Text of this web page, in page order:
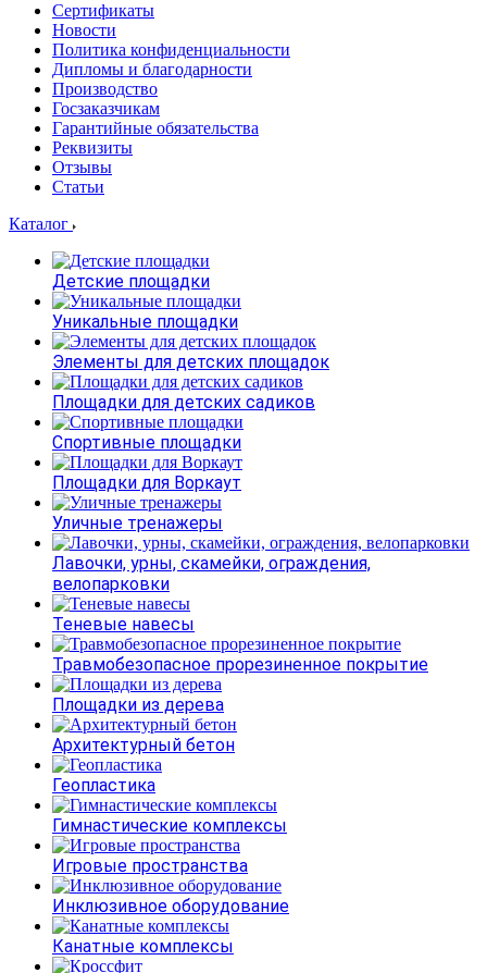
Сертификаты
Новости
Политика конфиденциальности
Дипломы и благодарности
Производство
Госзаказчикам
Гарантийные обязательства
Реквизиты
Отзывы
Статьи
Каталог
Детские площадки
Уникальные площадки
Элементы для детских площадок
Площадки для детских садиков
Спортивные площадки
Площадки для Воркаут
Уличные тренажеры
Лавочки, урны, скамейки, ограждения,
велопарковки
Теневые навесы
Травмобезопасное прорезиненное покрытие
Площадки из дерева
Архитектурный бетон
Геопластика
Гимнастические комплексы
Игровые пространства
Инклюзивное оборудование
Канатные комплексы